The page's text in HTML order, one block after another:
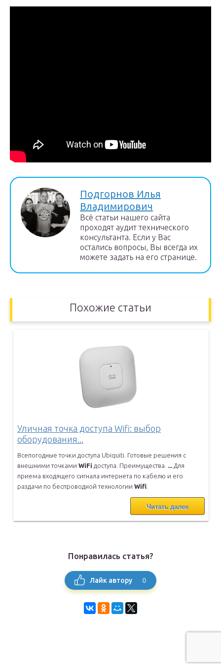
Подгорнов Илья
Владимирович
Всё статьи нашего сайта
проходят аудит технического
консультанта. Если у Вас
остались вопросы, Вы всегда их
можете задать на его странице.
Похожие статьи
Уличная точка доступа Wifi: выбор
оборудования...
Всепогодные точки доступа Ubiquiti. Готовые решения с
внешними точками WiFi доступа. Преимущества. ... Для
приема входящего сигнала интернета по кабелю и его
раздачи по беспроводной технологии Wifi
Читать далее
Понравилась статья?
Лайк автору 0